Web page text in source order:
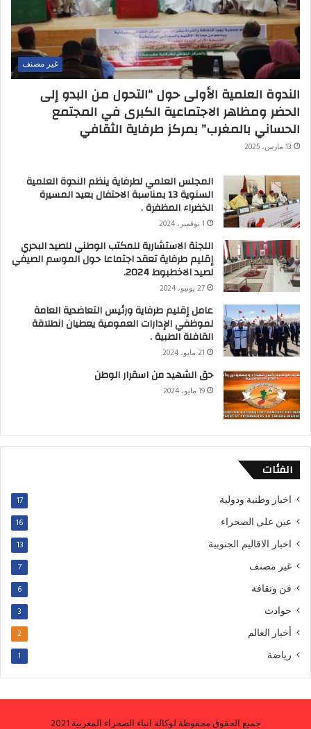
غير مصنف
الندوة العلمية الأولى حول “التحول من البدو إلى
الحضر ومظاهر الاجتماعية الكبرى في المجتمع
الحساني بالمغرب” بمركز طرفاية الثقافي
13 مارس، 2025
المجلس العلمي لطرفاية ينظم الندوة العلمية
السنوية 13 بمناسبة الاحتفال بعيد المسيرة
الخضراء المظفرة .
1 نوفمبر، 2024
اللجنة الاستشارية للمكتب الوطني للصيد البحري
إقليم طرفاية تعقد اجتماعا حول الموسم الصيفي
لصيد الاخطبوط 2024.
27 يونيو، 2024
عامل إقليم طرفاية ورئيس التعاضدية العامة
لموظفي الإدارات العمومية يعطيان انطلاقة
القافلة الطبية .
21 مايو، 2024
حق الشهيد من اسقرار الوطن
19 مايو، 2024
الفئات
اخبار وطنية ودولية 17
عين على الصحراء 16
اخبار الاقاليم الجنوبية 13
غير مصنف 7
فن وتقافة 6
حوادث 3
أخبار العالم 2
رياضة 1
جميع الحقوق محفوظة لوكالة انباء الصحراء المغربية 2021